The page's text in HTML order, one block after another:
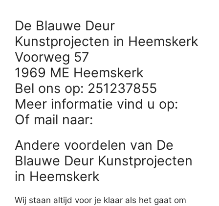
De Blauwe Deur
Kunstprojecten in Heemskerk
Voorweg 57
1969 ME Heemskerk
Bel ons op: 251237855
Meer informatie vind u op:
Of mail naar:
Andere voordelen van De
Blauwe Deur Kunstprojecten
in Heemskerk
Wij staan altijd voor je klaar als het gaat om